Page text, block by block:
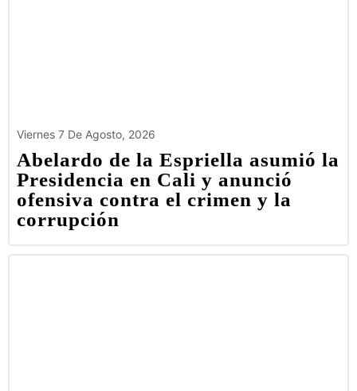
Viernes 7 De Agosto, 2026
Abelardo de la Espriella asumió la
Presidencia en Cali y anunció
ofensiva contra el crimen y la
corrupción